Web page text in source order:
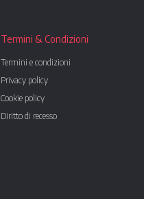
Termini & Condizioni
Termini e condizioni
Privacy policy
Cookie policy
Diritto di recesso